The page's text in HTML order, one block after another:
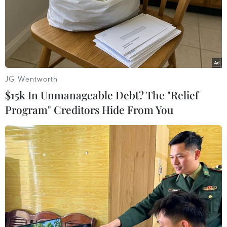
Kinh tế Mỹ bất ngờ mất
23.000 việc làm trong
tháng 7
07/08/2026 13:57
Tổng thống Mỹ Donald
Trump nói còn quá sớm để
bàn về người kế nhiệm
07/08/2026 06:29
Meta bồi thường gần 600
triệu USD vì gây tổn hại
sức khỏe tâm thần trẻ em
07/08/2026 04:28
Chuyên gia Canada đánh
giá cao bản lĩnh đối ngoại
của Việt Nam
07/08/2026 03:49
JG Wentworth
$15k In Unmanageable Debt? The "Relief
Program" Creditors Hide From You